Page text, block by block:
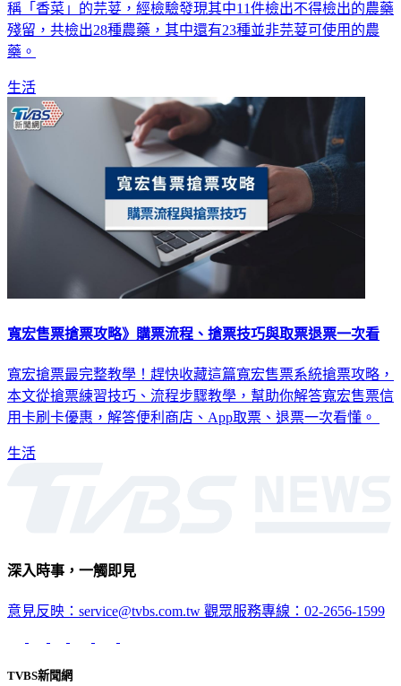
稱「香菜」的芫荽，經檢驗發現其中11件檢出不得檢出的農藥
殘留，共檢出28種農藥，其中還有23種並非芫荽可使用的農
藥。
生活
寬宏售票搶票攻略》購票流程、搶票技巧與取票退票一次看
寬宏搶票最完整教學！趕快收藏這篇寬宏售票系統搶票攻略，
本文從搶票練習技巧、流程步驟教學，幫助你解答寬宏售票信
用卡刷卡優惠，解答便利商店、App取票、退票一次看懂。
生活
深入時事，一觸即見
意見反映：service@tvbs.com.tw 觀眾服務專線：02-2656-1599
TVBS新聞網